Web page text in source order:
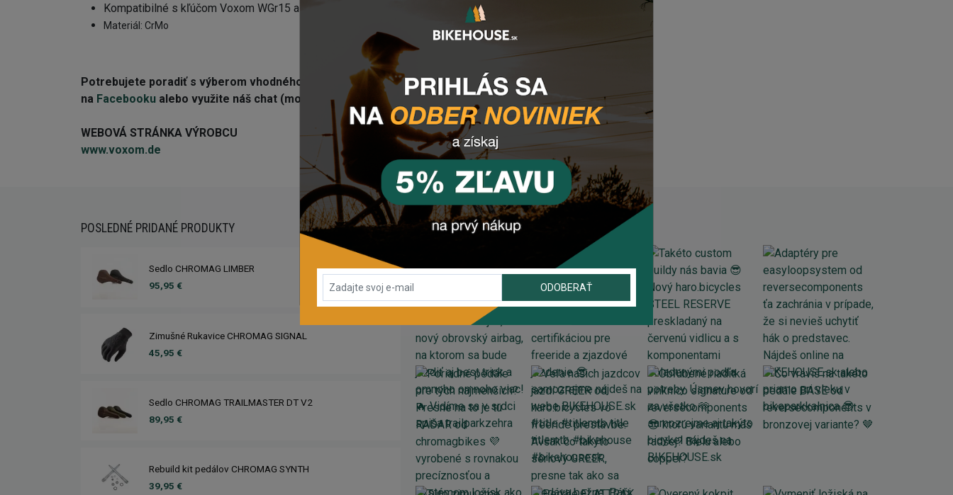
Kompatibilné s kľúčom Voxom WGr15 a 1/2" nástrčným kľúčom
Materiál: CrMo
Potrebujete poradiť s výberom vhodného komponentu? Zanechajte nám email, správu
na Facebooku alebo využite náš chat (modré tlačidlo vpravo dole).
WEBOVÁ STRÁNKA VÝROBCU
www.voxom.de
POSLEDNÉ PRIDANÉ PRODUKTY
Sedlo CHROMAG LIMBER
95,95 €
Zimušné Rukavice CHROMAG SIGNAL
45,95 €
Sedlo CHROMAG TRAILMASTER DT V2
89,95 €
Rebuild kit pedálov CHROMAG SYNTH
39,95 €
INSTAGRAM #BIKEHOUSESK
ODOBERAŤ